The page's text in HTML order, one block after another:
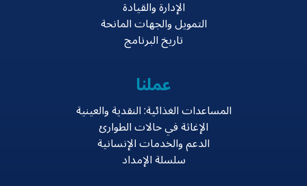
الإدارة والقيادة
التمويل والجهات المانحة
تاريخ البرنامج
عملنا
المساعدات الغذائية: النقدية والعينية
الإغاثة في حالات الطوارئ
الدعم والخدمات الإنسانية
سلسلة الإمداد